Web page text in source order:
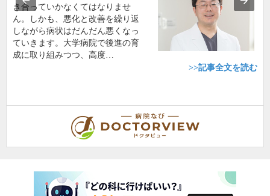
き合っていかなくてはなりませ
ん。しかも、悪化と改善を繰り返
しながら病状はだんだん悪くなっ
ていきます。大学病院で後進の育
成に取り組みつつ、高度…
>>記事全文を読む